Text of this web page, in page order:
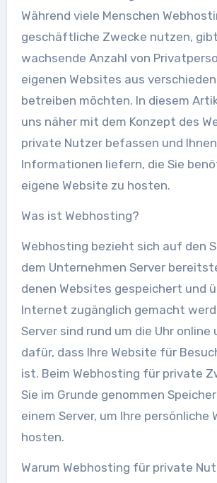
Während viele Menschen
geschäftliche Zwecke nutzen,
wachsende Anzahl von
eigenen Websites aus
betreiben möchten. In diesem
uns näher mit dem Konzept des
private Nutzer befassen und
Informationen liefern, die Sie
eigene Website zu hosten.
Was ist Webhosting?
Webhosting bezieht sich auf den
dem Unternehmen Server
denen Websites gespeichert und
Internet zugänglich gemacht
Server sind rund um die Uhr online
dafür, dass Ihre Website für
ist. Beim Webhosting für private
Sie im Grunde genommen
einem Server, um Ihre persönliche
hosten.
Warum Webhosting für private